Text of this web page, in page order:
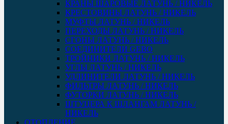
КРАНЫ ШАРОВЫЕ ЛАТУНЬ / НИКЕЛЬ
КРЕСТОВИНЫ ЛАТУНЬ / НИКЕЛЬ
МУФТЫ ЛАТУНЬ / НИКЕЛЬ
ПЕРЕХОДЫ ЛАТУНЬ / НИКЕЛЬ
СГОНЫ ЛАТУНЬ / НИКЕЛЬ
СОЕДИНИТЕЛИ GEBO
ТРОЙНИКИ ЛАТУНЬ / НИКЕЛЬ
УГЛЫ ЛАТУНЬ / НИКЕЛЬ
УДЛИНИТЕЛИ ЛАТУНЬ / НИКЕЛЬ
ФИЛЬТРЫ ЛАТУНЬ / НИКЕЛЬ
ФУТОРКИ ЛАТУНЬ / НИКЕЛЬ
ШТУЦЕРА К ШЛАНГАМ ЛАТУНЬ /
НИКЕЛЬ
ОТОПЛЕНИЕ